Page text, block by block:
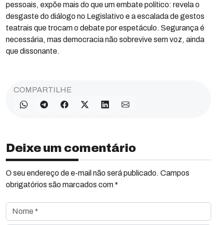
pessoais, expõe mais do que um embate político: revela o
desgaste do diálogo no Legislativo e a escalada de gestos
teatrais que trocam o debate por espetáculo. Segurança é
necessária, mas democracia não sobrevive sem voz, ainda
que dissonante.
COMPARTILHE
Deixe um comentário
O seu endereço de e-mail não será publicado. Campos
obrigatórios são marcados com *
Nome *